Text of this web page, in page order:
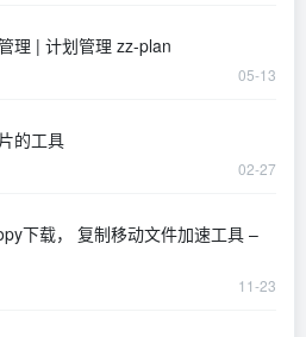
理 | 计划管理 zz-plan
05-13
的工具
02-27
下载， 复制移动文件加速工具 –
11-23